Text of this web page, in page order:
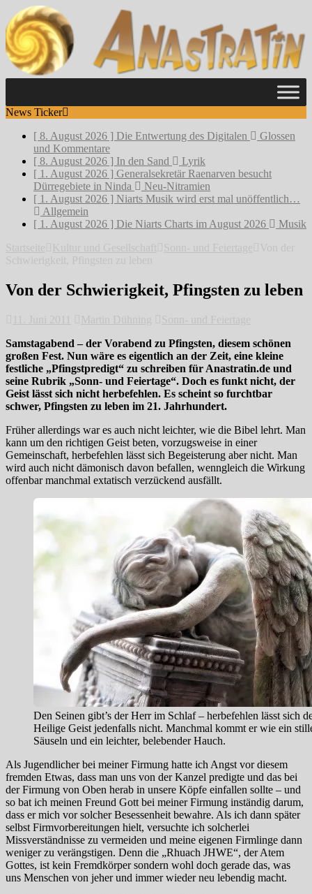
News Ticker
[ 8. August 2026 ] Die Entwertung des Digitalen
Glossen
und Kommentare
[ 8. August 2026 ] In den Sand
Lyrik
[ 1. August 2026 ] Generalsekretär Raenarven besucht
Dürregebiete in Ninda
Neu-Nitramien
[ 1. August 2026 ] Niarts Musik wird erst mal unöffentlich…
Allgemein
[ 1. August 2026 ] Die Niarts Charts im August 2026
Musik
Von der Schwierigkeit, Pfingsten zu leben
Samstagabend – der Vorabend zu Pfingsten, diesem schönen
großen Fest. Nun wäre es eigentlich an der Zeit, eine kleine
festliche „Pfingstpredigt“ zu schreiben für Anastratin.de und
seine Rubrik „Sonn- und Feiertage“. Doch es funkt nicht, der
Geist lässt sich nicht herbefehlen. Es scheint so furchtbar
schwer, Pfingsten zu leben im 21. Jahrhundert.
Früher allerdings war es auch nicht leichter, wie die Bibel lehrt. Man
kann um den richtigen Geist beten, vorzugsweise in einer
Gemeinschaft, herbefehlen lässt sich Begeisterung aber nicht. Man
wird auch nicht dämonisch davon befallen, wenngleich die Wirkung
offenbar manchmal extatisch verzückend ausfällt.
Den Seinen gibt’s der Herr im Schlaf – herbefehlen lässt sich
Heilige Geist jedenfalls nicht. Manchmal kommt er wie ein
Säuseln und ein leichter, belebender Hauch.
Als Jugendlicher bei meiner Firmung hatte ich Angst vor diesem
fremden Etwas, dass man uns von der Kanzel predigte und das bei
der Firmung von Oben herab in unsere Köpfe einfallen sollte – und
so bat ich meinen Freund Gott bei meiner Firmung inständig darum,
dass er mich vor solcher Besessenheit bewahre. Als ich dann später
selbst Firmvorbereitungen hielt, versuchte ich solcherlei
Missverständnisse zu vermeiden und meine eigenen Firmlinge dann
weniger zu verängstigen. Denn die „Rhuach JHWE“, der Atem
Gottes, ist kein Fremdkörper sondern wohl doch gerade das, was
uns Menschen von jeher und immer wieder neu lebendig macht.